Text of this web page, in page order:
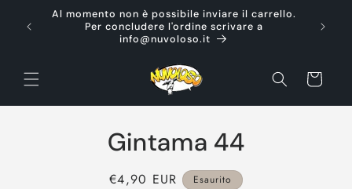
direttamente
ai contenuti
Al momento non è possibile inviare il carrello.
Per concludere l'ordine scrivare a
info@nuvoloso.it
Carrello
Gintama 44
Prezzo
€4,90 EUR Esaurito